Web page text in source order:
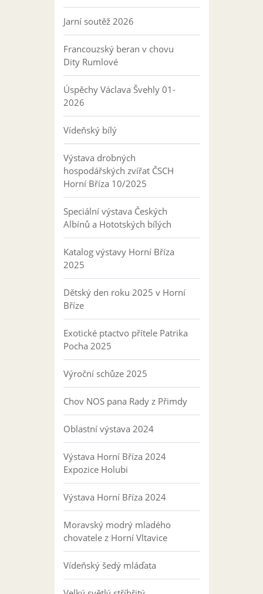
Jarní soutěž 2026
Francouzský beran v chovu
Dity Rumlové
Úspěchy Václava Švehly 01-
2026
Vídeňský bílý
Výstava drobných
hospodářských zvířat ČSCH
Horní Bříza 10/2025
Speciální výstava Českých
Albínů a Hototských bílých
Katalog výstavy Horní Bříza
2025
Dětský den roku 2025 v Horní
Bříze
Exotické ptactvo přítele Patrika
Pocha 2025
Výroční schůze 2025
Chov NOS pana Rady z Přimdy
Oblastní výstava 2024
Výstava Horní Bříza 2024
Expozice Holubi
Výstava Horní Bříza 2024
Moravský modrý mladého
chovatele z Horní Vltavice
Vídeňský šedý mláďata